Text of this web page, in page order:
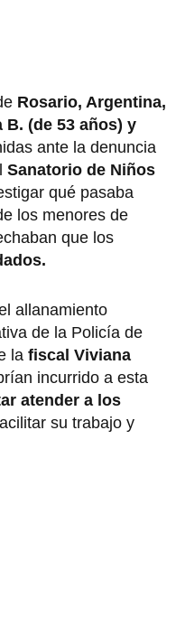
Rosario, Argentina,
B. (de 53 años) y
ante la denuncia
Sanatorio de Niños
qué pasaba
los menores de
que los
allanamiento
de la Policía de
la fiscal Viviana
incurrido a esta
atender a los
su trabajo y